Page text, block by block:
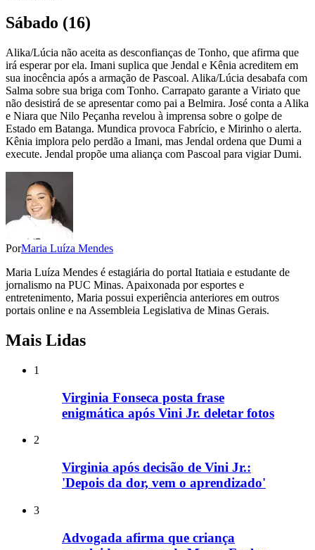
Sábado (16)
Alika/Lúcia não aceita as desconfianças de Tonho, que afirma que
irá esperar por ela. Imani suplica que Jendal e Kênia acreditem em
sua inocência após a armação de Pascoal. Alika/Lúcia desabafa com
Salma sobre sua briga com Tonho. Carrapato garante a Viriato que
não desistirá de se apresentar como pai a Belmira. José conta a Alika
e Niara que Nilo Peçanha revelou à imprensa sobre o golpe de
Estado em Batanga. Mundica provoca Fabrício, e Mirinho o alerta.
Kênia implora pelo perdão a Imani, mas Jendal ordena que Dumi a
execute. Jendal propõe uma aliança com Pascoal para vigiar Dumi.
PorMaria Luíza Mendes
Maria Luíza Mendes é estagiária do portal Itatiaia e estudante de
jornalismo na PUC Minas. Apaixonada por esportes e
entretenimento, Maria possui experiência anteriores em outros
portais online e na Assembleia Legislativa de Minas Gerais.
Mais Lidas
1
Virginia Fonseca posta frase
enigmática após Vini Jr. deletar fotos
2
Virginia após decisão de Vini Jr.:
'Depois da dor, vem o aprendizado'
3
Advogada afirma que criança